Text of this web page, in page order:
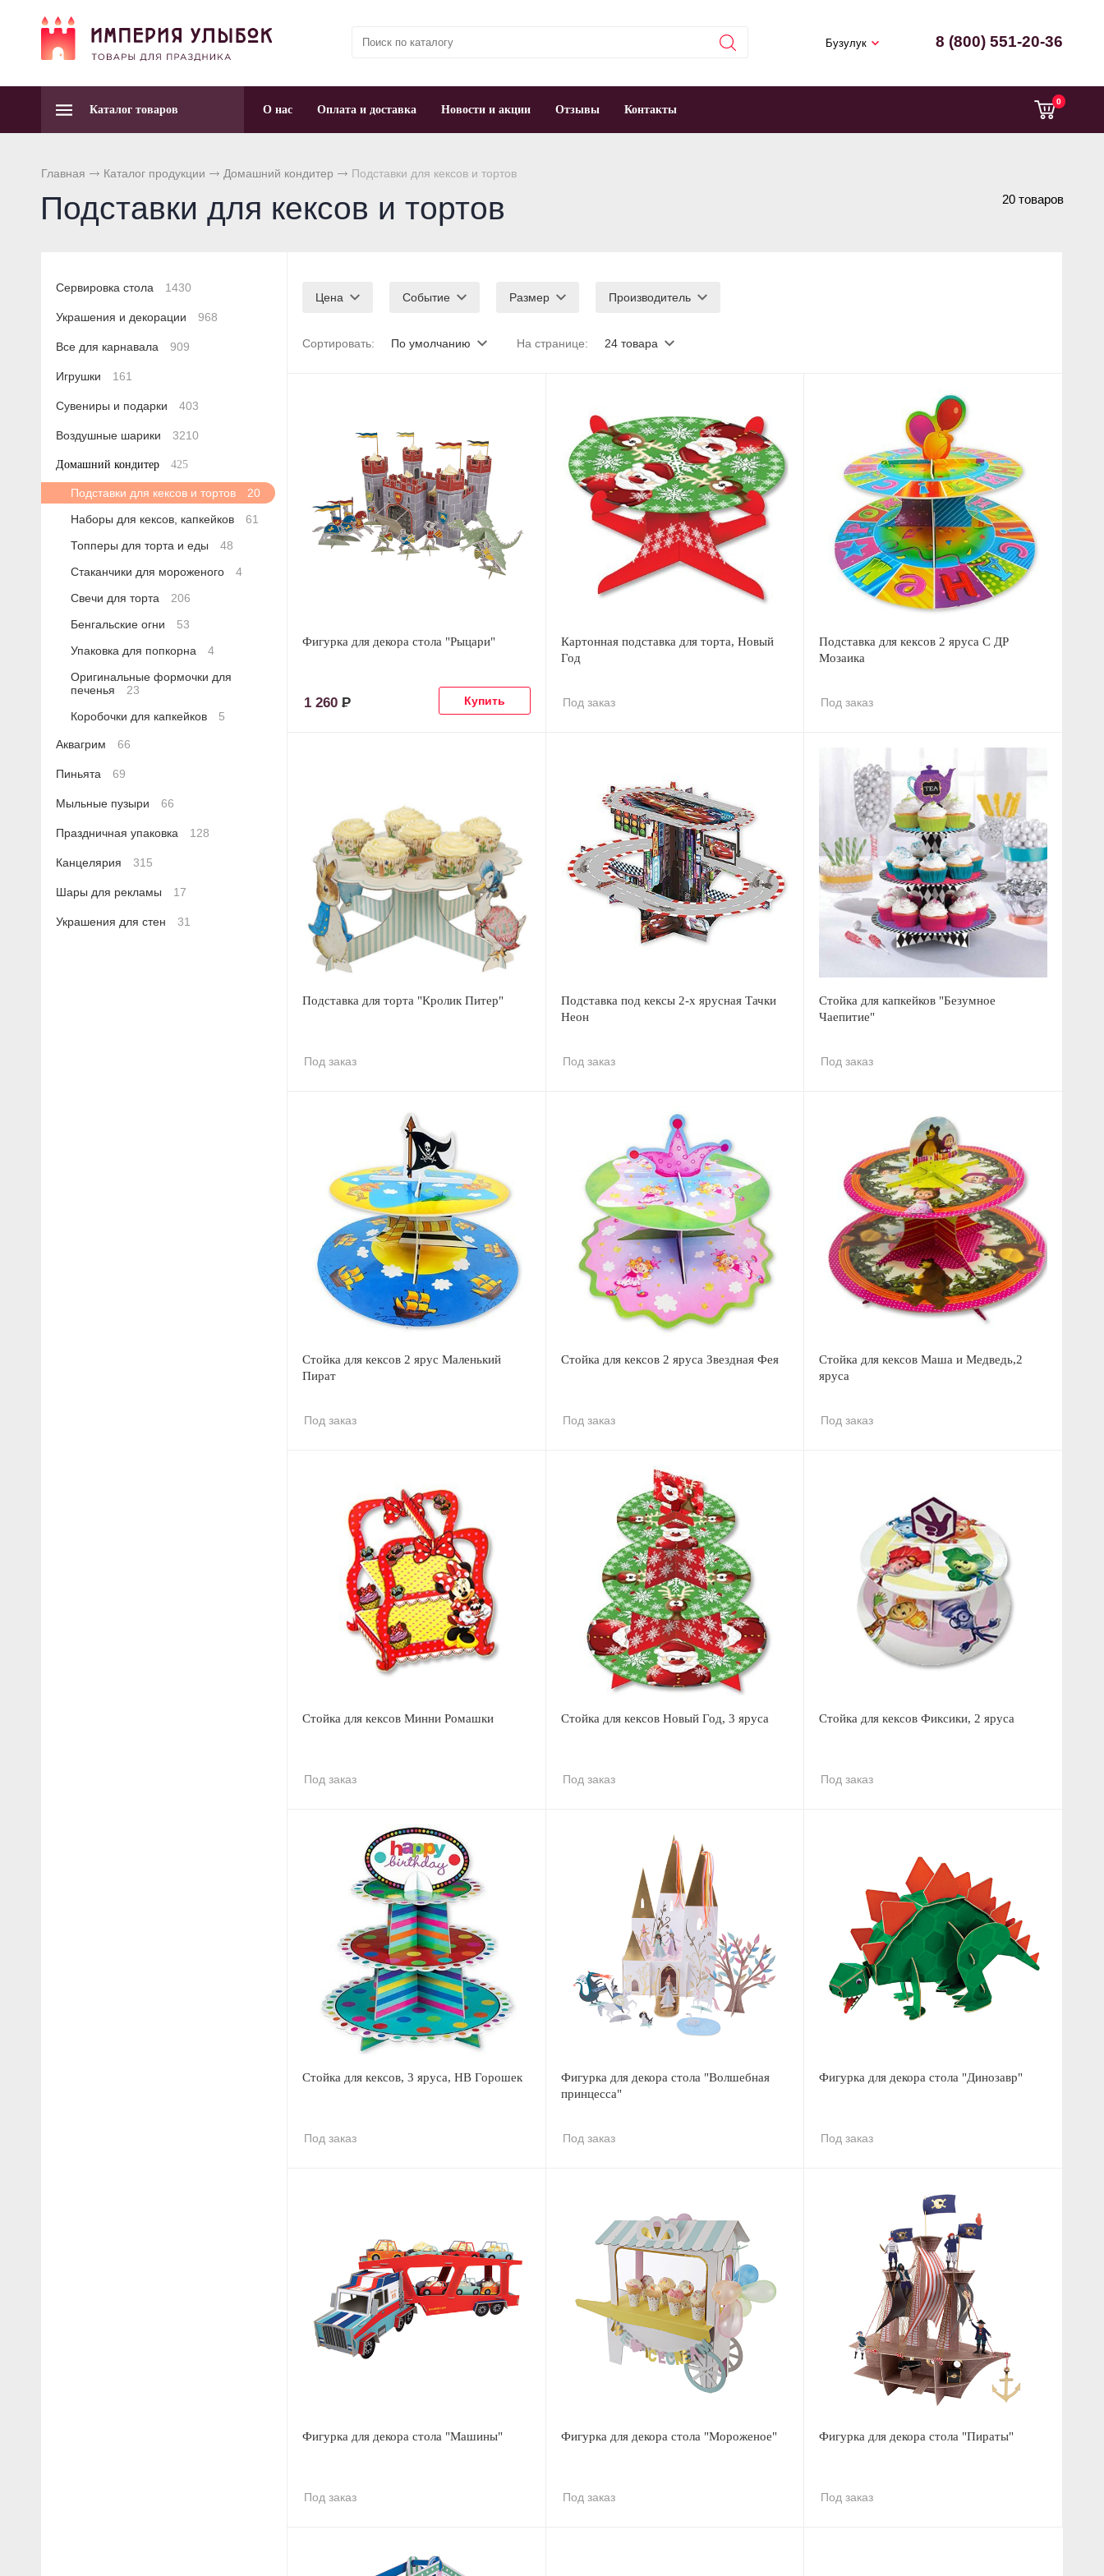
Бузулук 8 (800) 551-20-36
0
Каталог товаров О нас Оплата и доставка Новости и акции Отзывы Контакты
Главная Каталог продукции Домашний кондитер Подставки для кексов и тортов
20 товаров
Подставки для кексов и тортов
Цена Событие Размер Производитель
Сортировать: По умолчанию На странице: 24 товара
Фигурка для декора стола "Рыцари"
1 260 Р
Картонная подставка для торта, Новый
Год
Под заказ
Подставка для кексов 2 яруса С ДР
Мозаика
Под заказ
Подставка для торта "Кролик Питер"
Под заказ
Подставка под кексы 2-х ярусная Тачки
Неон
Под заказ
Стойка для капкейков "Безумное
Чаепитие"
Под заказ
Стойка для кексов 2 ярус Маленький
Пират
Под заказ
Стойка для кексов 2 яруса Звездная Фея
Под заказ
Стойка для кексов Маша и Медведь,2
яруса
Под заказ
Стойка для кексов Минни Ромашки
Под заказ
Стойка для кексов Новый Год, 3 яруса
Под заказ
Стойка для кексов Фиксики, 2 яруса
Под заказ
Стойка для кексов, 3 яруса, HB Горошек
Под заказ
Фигурка для декора стола "Волшебная
принцесса"
Под заказ
Фигурка для декора стола "Динозавр"
Под заказ
Фигурка для декора стола "Машины"
Под заказ
Фигурка для декора стола "Мороженое"
Под заказ
Фигурка для декора стола "Пираты"
Под заказ
Сервировка стола 1430
Украшения и декорации 968
Все для карнавала 909
Игрушки 161
Сувениры и подарки 403
Воздушные шарики 3210
Домашний кондитер 425
Подставки для кексов и тортов
20
Наборы для кексов, капкейков
61
Топперы для торта и еды
48
Стаканчики для мороженого
4
Свечи для торта
206
Бенгальские огни
53
Упаковка для попкорна
4
Оригинальные формочки для
печенья
23
Коробочки для капкейков
5
Аквагрим 66
Пиньята 69
Мыльные пузыри 66
Праздничная упаковка 128
Канцелярия 315
Шары для рекламы 17
Украшения для стен 31